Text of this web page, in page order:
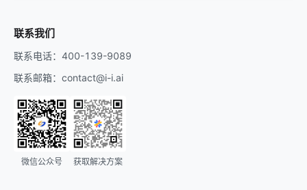
联系我们
联系电话：400-139-9089
联系邮箱：contact@i-i.ai
微信公众号 获取解决方案